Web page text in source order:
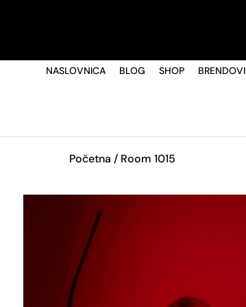
NASLOVNICA BLOG SHOP BRENDOVI
Početna / Room 1015